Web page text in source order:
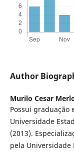
Author
Murilo Cesar
Possui graduação
Universidade
(2013).
pela Universidade